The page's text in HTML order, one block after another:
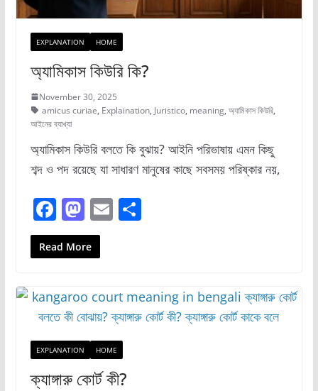
EXPLANATION HOME
অ্যামিকাস কিউরি কি?
November 30, 2025
amicus curiae, Explaination, Juristico, meaning, অ্যামিকাস কিউরি,
আইনের ব্যাখ্যা
অ্যামিকাস কিউরি বলতে কি বুঝায়? আইনি পরিভাষায় এমন কিছু
শব্দ ও পদ রয়েছে যা সাধারণ মানুষের কাছে সবসময় পরিষ্কার নয়,
F
a
c
b
o
o
k
M
a
st
d
o
n
E S
Read More
EXPLANATION HOME
ক্যাঙ্গারু কোর্ট কী?